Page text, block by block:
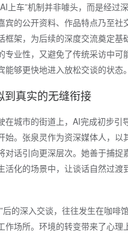
上车”机制并非噱头，而是经过
宾的公开资料、作品特点乃至社
框架，为后续的深度交流奠定基
专业性，又避免了传统采访中可
能够更快地进入放松交谈的状态。
到真实的无缝衔接
在城市的街道上，AI完成初步引
始。张泉灵作为资深媒体人，以
对话引向更深层次。她善于捕捉
活化的场景中，让谈话自然过渡
后的深入交谈，往往发生在咖啡
作场所。环境的转变带来了心理